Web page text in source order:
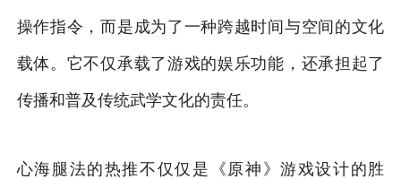
操作指令，而是成为了一种跨越时间与空间的文化
载体。它不仅承载了游戏的娱乐功能，还承担起了
传播和普及传统武学文化的责任。
心海腿法的热推不仅仅是《原神》游戏设计的胜